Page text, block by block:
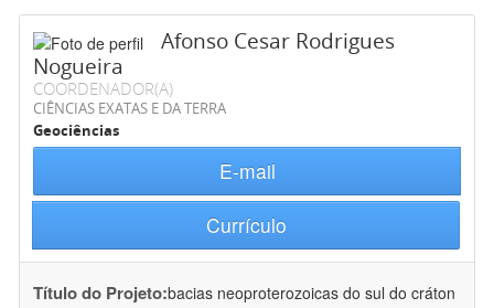
Afonso Cesar Rodrigues
Nogueira
COORDENADOR(A)
CIÊNCIAS EXATAS E DA TERRA
Geociências
E-mail
Currículo
Título do Projeto:bacias neoproterozoicas do sul do cráton